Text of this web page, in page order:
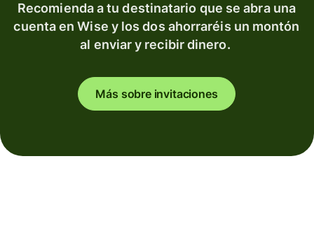
Recomienda a tu destinatario que se abra una
cuenta en Wise y los dos ahorraréis un montón
al enviar y recibir dinero.
Más sobre invitaciones